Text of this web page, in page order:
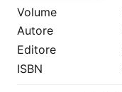
Volume
Autore
Editore
ISBN